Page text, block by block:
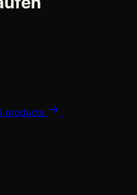
products